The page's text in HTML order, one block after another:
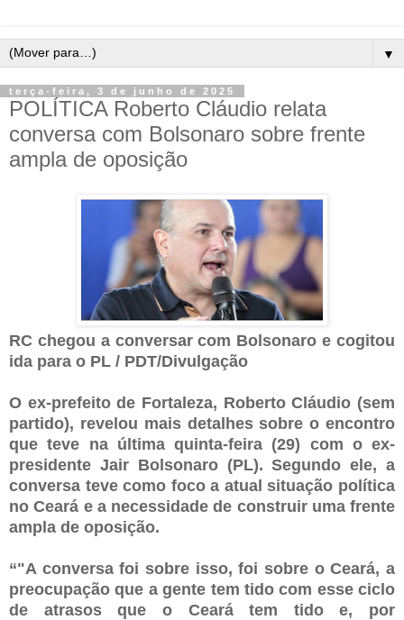
▼
terça-feira, 3 de junho de 2025
POLÍTICA Roberto Cláudio relata
conversa com Bolsonaro sobre frente
ampla de oposição
RC chegou a conversar com Bolsonaro e cogitou
ida para o PL / PDT/Divulgação
O ex-prefeito de Fortaleza, Roberto Cláudio (sem
partido), revelou mais detalhes sobre o encontro
que teve na última quinta-feira (29) com o ex-
presidente Jair Bolsonaro (PL). Segundo ele, a
conversa teve como foco a atual situação política
no Ceará e a necessidade de construir uma frente
ampla de oposição.
“"A conversa foi sobre isso, foi sobre o Ceará, a
preocupação que a gente tem tido com esse ciclo
de atrasos que o Ceará tem tido e, por